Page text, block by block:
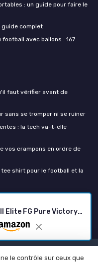
Performance COPA Pure III Elite FG Pure Victory Blanc Unisexe
: un guide pour faire le
guide complet
avec ballons : 167
faut vérifier avant de
sans se tromper ni se ruiner
: la tech va-t-elle
vos crampons en ordre de
shirt pour le football et la
de confidentialité
2026
le contrôle sur ceux que